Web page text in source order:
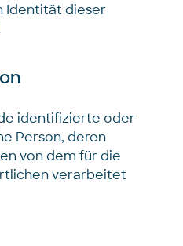
Identität dieser
identifizierte oder
Person, deren
von dem für die
verarbeitet